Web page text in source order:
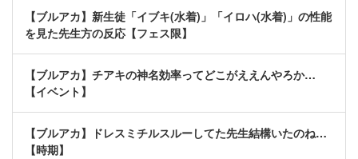
【ブルアカ】新生徒「イブキ(水着)」「イロハ(水着)」の性能
を見た先生方の反応【フェス限】
【ブルアカ】チアキの神名効率ってどこがええんやろか…
【イベント】
【ブルアカ】ドレスミチルスルーしてた先生結構いたのね…
【時期】